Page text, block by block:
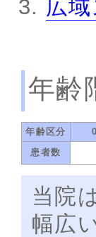
広
年齢
年齢区分
患者数
当院
幅広